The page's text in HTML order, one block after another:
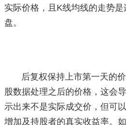
实际价格，且K线均线的走势
盘。
后复权保持上市第一天的
股数据处理之后的价格，这会
示出来不是实际成交价，但可
增加及持股者的真实收益率。